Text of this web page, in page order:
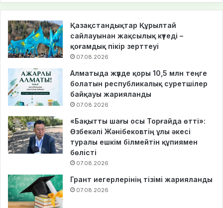
Қазақстандықтар Құрылтай
сайлауынан жақсылық күтеді –
қоғамдық пікір зерттеуі
07.08.2026
Алматыда жүлде қоры 10,5 млн теңге
болатын республикалық суретшілер
байқауы жарияланды
07.08.2026
«Бақытты шағы осы Торғайда өтті»:
Өзбекәлі Жәнібековтің ұлы әкесі
туралы ешкім білмейтін құпиямен
бөлісті
07.08.2026
Грант иегерлерінің тізімі жарияланды
07.08.2026